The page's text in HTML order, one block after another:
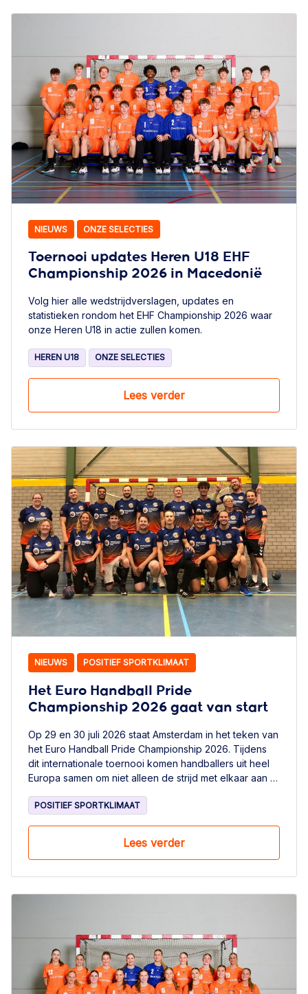
NIEUWS ONZE SELECTIES
Toernooi updates Heren U18 EHF
Championship 2026 in Macedonië
Volg hier alle wedstrijdverslagen, updates en
statistieken rondom het EHF Championship 2026 waar
onze Heren U18 in actie zullen komen.
HEREN U18 ONZE SELECTIES
Lees verder
NIEUWS POSITIEF SPORTKLIMAAT
Het Euro Handball Pride
Championship 2026 gaat van start
Op 29 en 30 juli 2026 staat Amsterdam in het teken van
het Euro Handball Pride Championship 2026. Tijdens
dit internationale toernooi komen handballers uit heel
Europa samen om niet alleen de strijd met elkaar aan te
sport is waarin iedereen welkom is.
POSITIEF SPORTKLIMAAT
Lees verder